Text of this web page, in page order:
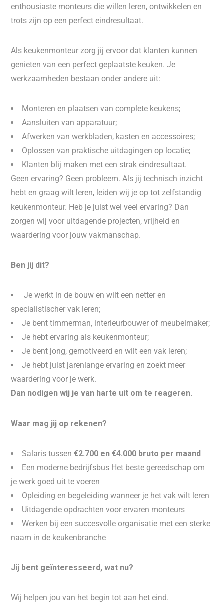
enthousiaste monteurs die willen leren, ontwikkelen en
trots zijn op een perfect eindresultaat.
Als keukenmonteur zorg jij ervoor dat klanten kunnen
genieten van een perfect geplaatste keuken. Je
werkzaamheden bestaan onder andere uit:
Monteren en plaatsen van complete keukens;
Aansluiten van apparatuur;
Afwerken van werkbladen, kasten en accessoires;
Oplossen van praktische uitdagingen op locatie;
Klanten blij maken met een strak eindresultaat.
Geen ervaring? Geen probleem. Als jij technisch inzicht
hebt en graag wilt leren, leiden wij je op tot zelfstandig
keukenmonteur. Heb je juist wel veel ervaring? Dan
zorgen wij voor uitdagende projecten, vrijheid en
waardering voor jouw vakmanschap.
Ben jij dit?
Je werkt in de bouw en wilt een netter en
specialistischer vak leren;
Je bent timmerman, interieurbouwer of meubelmaker;
Je hebt ervaring als keukenmonteur;
Je bent jong, gemotiveerd en wilt een vak leren;
Je hebt juist jarenlange ervaring en zoekt meer
waardering voor je werk.
Dan nodigen wij je van harte uit om te reageren.
Waar mag jij op rekenen?
Salaris tussen€2.700 en €4.000 bruto per maand
Een moderne bedrijfsbus Het beste gereedschap om
je werk goed uit te voeren
Opleiding en begeleiding wanneer je het vak wilt leren
Uitdagende opdrachten voor ervaren monteurs
Werken bij een succesvolle organisatie met een sterke
naam in de keukenbranche
Jij bent geïnteresseerd, wat nu?
Wij helpen jou van het begin tot aan het eind.